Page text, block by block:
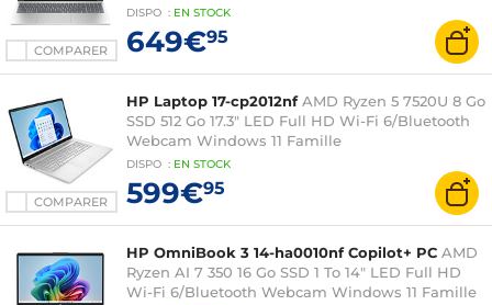
COMPARER
DISPO : EN STOCK
649€95
COMPARER
HP Laptop 17-cp2012nf AMD Ryzen 5 7520U 8 Go
SSD 512 Go 17.3" LED Full HD Wi-Fi 6/Bluetooth
Webcam Windows 11 Famille
DISPO : EN STOCK
599€95
HP OmniBook 3 14-ha0010nf Copilot+ PC AMD
Ryzen AI 7 350 16 Go SSD 1 To 14" LED Full HD
Wi-Fi 6/Bluetooth Webcam Windows 11 Famille